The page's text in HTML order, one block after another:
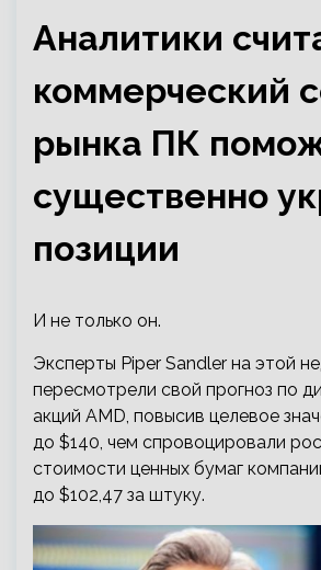
Аналитики
коммерческий
рынка ПК
существенно
позиции
И не только он.
Эксперты Piper Sandler на этой
пересмотрели свой прогноз по
акций AMD, повысив целевое
до $140, чем спровоцировали
стоимости ценных бумаг
до $102,47 за штуку.